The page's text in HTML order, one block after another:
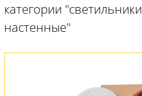
категории "светильники
настенные"